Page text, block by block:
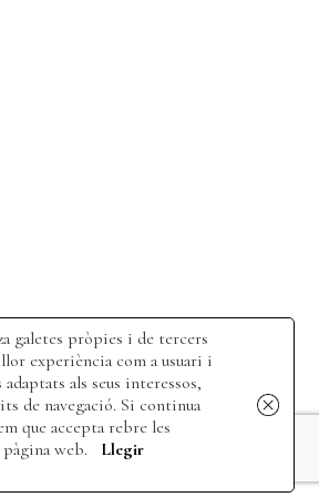
galetes pròpies i de tercers
experiència com a usuari i
als seus interessos,
de navegació. Si continua
que accepta rebre les
web.
Llegir